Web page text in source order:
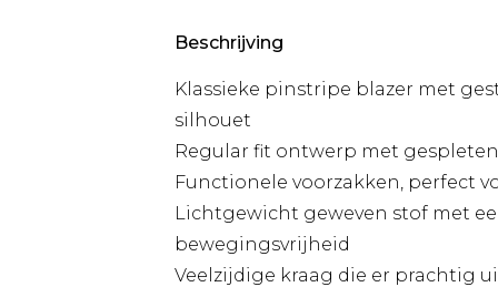
Beschrijving
Klassieke pinstripe blazer met
silhouet
Regular fit ontwerp met
Functionele voorzakken, perfect
Lichtgewicht geweven stof met
bewegingsvrijheid
Veelzijdige kraag die er prachtig